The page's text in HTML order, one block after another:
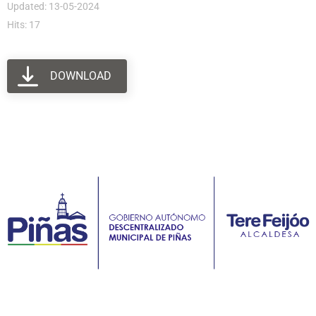
Updated: 13-05-2024
Hits: 17
DOWNLOAD